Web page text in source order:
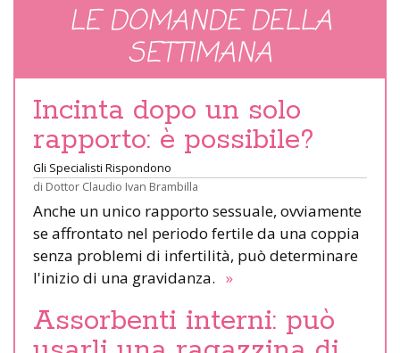
LE DOMANDE DELLA
SETTIMANA
Incinta dopo un solo
rapporto: è possibile?
Gli Specialisti Rispondono
di Dottor Claudio Ivan Brambilla
Anche un unico rapporto sessuale, ovviamente
se affrontato nel periodo fertile da una coppia
senza problemi di infertilità, può determinare
l'inizio di una gravidanza. »
Assorbenti interni: può